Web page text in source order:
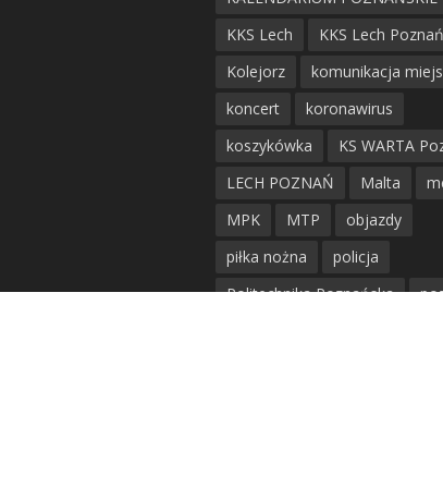
KKS Lech
KKS Lech Poznań
Kolejorz
komunikacja
koncert
koronawirus
koszykówka
KS WARTA
LECH POZNAŃ
Malta
MPK
MTP
objazdy
piłka nożna
policja
Politechnika Poznańska